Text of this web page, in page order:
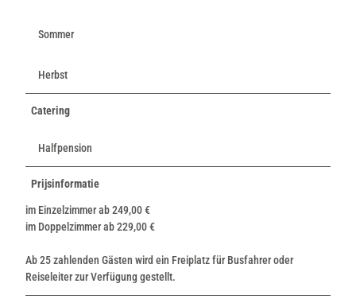
Sommer
Herbst
Catering
Halfpension
Prijsinformatie
im Einzelzimmer ab 249,00 €
im Doppelzimmer ab 229,00 €
Ab 25 zahlenden Gästen wird ein Freiplatz für Busfahrer oder
Reiseleiter zur Verfügung gestellt.